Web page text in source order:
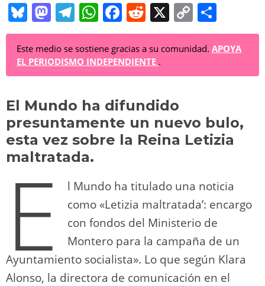
Bl
u
e
sk
y
M
a
st
o
d
o
n
T
el
e
gr
a
m
W
h
at
s
A
p
p
F
a
c
e
b
o
o
R
e
d
di
t
X
C
o
p
y
n
k
o
m
p
tir
Este medio se sostiene gracias a su comunidad. APOYA
EL PERIODISMO INDEPENDIENTE .
El Mundo ha difundido
presuntamente un nuevo bulo,
esta vez sobre la Reina Letizia
maltratada.
E
l Mundo ha titulado una noticia
como «Letizia maltratada’: encargo
con fondos del Ministerio de
Montero para la campaña de un
Ayuntamiento socialista». Lo que según Klara
Alonso, la directora de comunicación en el